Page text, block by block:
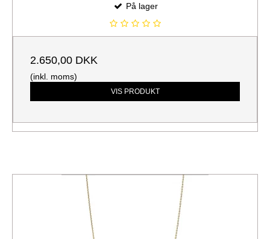
På lager
2.650,00 DKK
(inkl. moms)
VIS PRODUKT